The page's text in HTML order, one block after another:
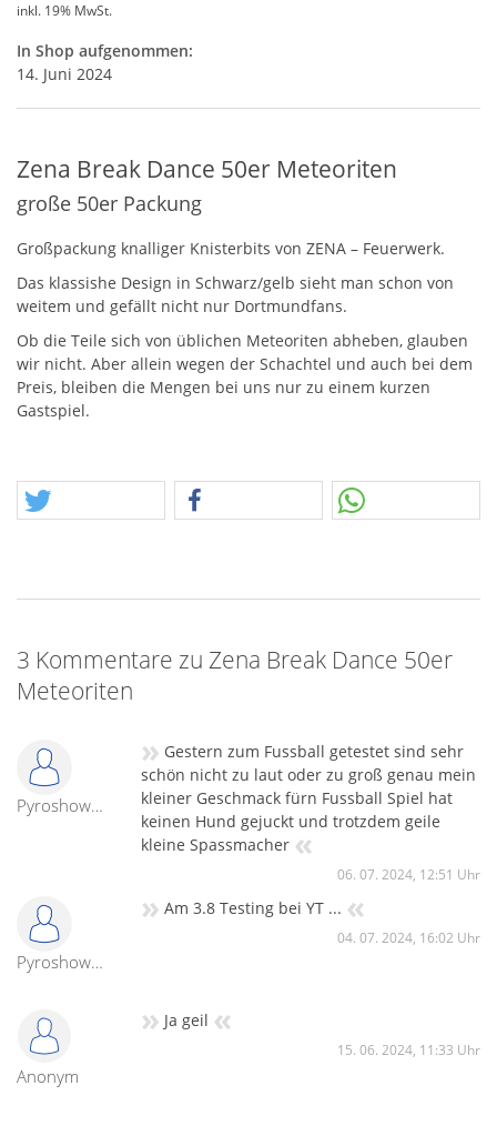
inkl. 19% MwSt.
In Shop aufgenommen:
14. Juni 2024
Zena Break Dance 50er Meteoriten
große 50er Packung
Großpackung knalliger Knisterbits von ZENA – Feuerwerk.
Das klassishe Design in Schwarz/gelb sieht man schon von
weitem und gefällt nicht nur Dortmundfans.
Ob die Teile sich von üblichen Meteoriten abheben, glauben
wir nicht. Aber allein wegen der Schachtel und auch bei dem
Preis, bleiben die Mengen bei uns nur zu einem kurzen
Gastspiel.
3 Kommentare zu Zena Break Dance 50er
Meteoriten
Pyroshowmaster
» Gestern zum Fussball getestet sind sehr
schön nicht zu laut oder zu groß genau mein
kleiner Geschmack fürn Fussball Spiel hat
keinen Hund gejuckt und trotzdem geile
kleine Spassmacher «
06. 07. 2024, 12:51 Uhr
Pyroshowmaster
» Am 3.8 Testing bei YT ... «
04. 07. 2024, 16:02 Uhr
Anonym
» Ja geil «
15. 06. 2024, 11:33 Uhr